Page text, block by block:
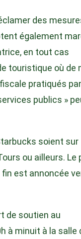
des
également
en tout cas
touristique où de
pratiqués
publics »
soient sur
ou ailleurs. Le
fin est annoncée
de soutien au
à minuit à la salle